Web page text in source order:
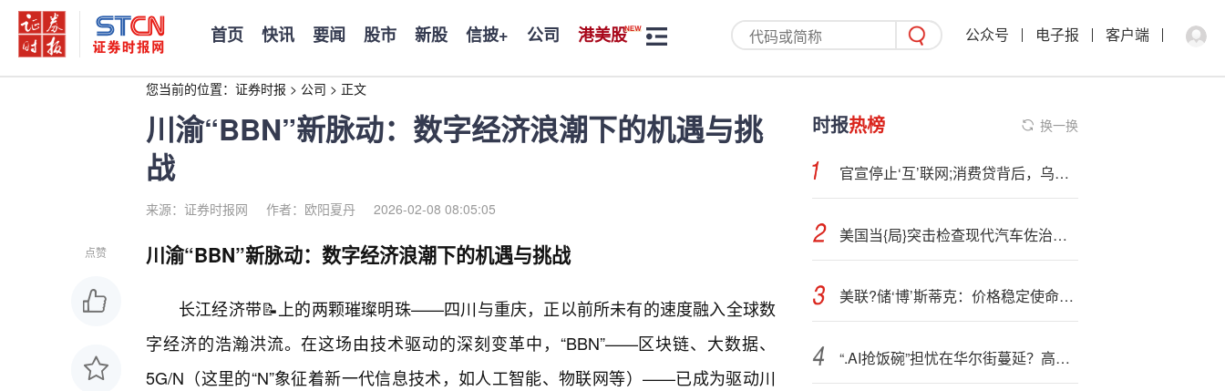
首页 快讯 要闻 股市 新股 信披+ 公司 港美股 公众号 电子报 客户端
您当前的位置： 证券时报 > 公司 > 正文
川渝“BBN”新脉动：数字经济浪潮下的机遇与挑
战
来源：证券时报网 作者：欧阳夏丹 2026-02-08 08:05:05
点赞 川渝“BBN”新脉动：数字经济浪潮下的机遇与挑战
长江经济带📝上的两颗璀璨明珠——四川与重庆，正以前所未有的速度融入全球数
字经济的浩瀚洪流。在这场由技术驱动的深刻变革中，“BBN”——区块链、大数据、
5G/N（这里的“N”象征着新一代信息技术，如人工智能、物联网等）——已成为驱动川
时报热榜 换一换
官宣停止‘互’联网;消费贷背后，乌鲁木齐银行IPO八年未果
美国当{局}突击检查现代汽车佐治亚厂 以非法雇佣为由拘留数百名工人
美联?储‘博’斯蒂克：价格稳定使命的风险仍然最为重要 通胀达到4%的可能性不大
“.AI抢饭碗”担忧在华尔街蔓延？高盛CEO：只是筛选更多高价值人才！